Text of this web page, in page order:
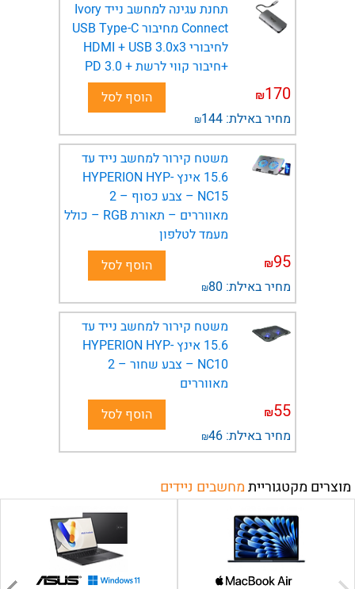
תחנת עגינה למחשב נייד Ivory
Connect מחיבור USB Type-C
לחיבורי HDMI + USB 3.0x3
+חיבור קווי לרשת + PD 3.0
170
₪
מחיר באילת: 144
₪
הוסף לסל
משטח קירור למחשב נייד עד
15.6 אינץ HYPERION HYP-
NC15 – צבע כסוף – 2
מאווררים – תאורת RGB – כולל
מעמד לטלפון
95
₪
מחיר באילת: 80
₪
הוסף לסל
משטח קירור למחשב נייד עד
15.6 אינץ HYPERION HYP-
NC10 – צבע שחור – 2
מאווררים
55
₪
מחיר באילת: 46
₪
הוסף לסל
מוצרים מקטגורייתמחשבים ניידים